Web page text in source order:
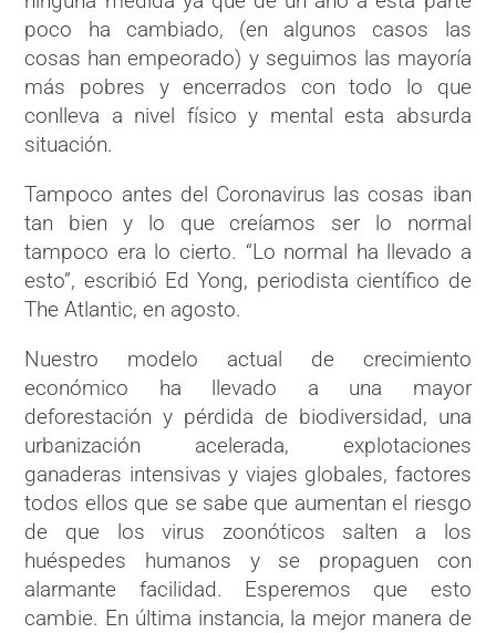
poco ha cambiado, (en algunos casos las
cosas han empeorado) y seguimos las mayoría
más pobres y encerrados con todo lo que
conlleva a nivel físico y mental esta absurda
situación.
Tampoco antes del Coronavirus las cosas iban
tan bien y lo que creíamos ser lo normal
tampoco era lo cierto. “Lo normal ha llevado a
esto”, escribió Ed Yong, periodista científico de
The Atlantic, en agosto.
Nuestro modelo actual de crecimiento
económico ha llevado a una mayor
deforestación y pérdida de biodiversidad, una
urbanización acelerada, explotaciones
ganaderas intensivas y viajes globales, factores
todos ellos que se sabe que aumentan el riesgo
de que los virus zoonóticos salten a los
huéspedes humanos y se propaguen con
alarmante facilidad. Esperemos que esto
cambie. En última instancia, la mejor manera de